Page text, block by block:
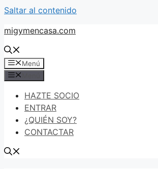
Saltar al contenido
migymencasa.com
Menú
HAZTE SOCIO
ENTRAR
¿QUIÉN SOY?
CONTACTAR